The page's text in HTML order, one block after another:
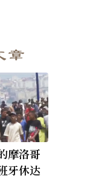
章
摩洛哥
牙休达